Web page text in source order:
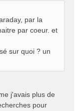
par la
par coeur. et
sur quoi ? un
j'avais plus de
pour